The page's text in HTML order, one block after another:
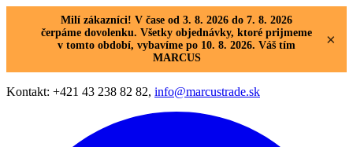
Milí zákazníci! V čase od 3. 8. 2026 do 7. 8. 2026
čerpáme dovolenku. Všetky objednávky, ktoré prijmeme
v tomto období, vybavíme po 10. 8. 2026. Váš tím
MARCUS
×
Kontakt: +421 43 238 82 82, info@marcustrade.sk